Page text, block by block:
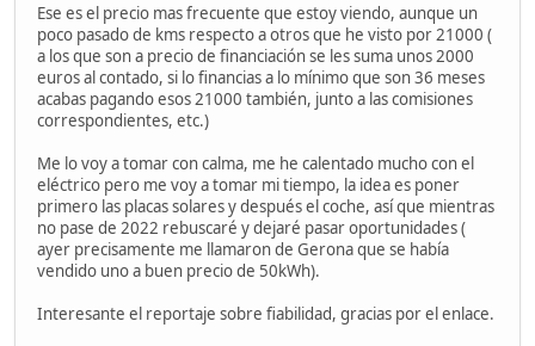
Ese es el precio mas frecuente que estoy viendo, aunque un
poco pasado de kms respecto a otros que he visto por 21000 (
a los que son a precio de financiación se les suma unos 2000
euros al contado, si lo financias a lo mínimo que son 36 meses
acabas pagando esos 21000 también, junto a las comisiones
correspondientes, etc.)
Me lo voy a tomar con calma, me he calentado mucho con el
eléctrico pero me voy a tomar mi tiempo, la idea es poner
primero las placas solares y después el coche, así que mientras
no pase de 2022 rebuscaré y dejaré pasar oportunidades (
ayer precisamente me llamaron de Gerona que se había
vendido uno a buen precio de 50kWh).
Interesante el reportaje sobre fiabilidad, gracias por el enlace.